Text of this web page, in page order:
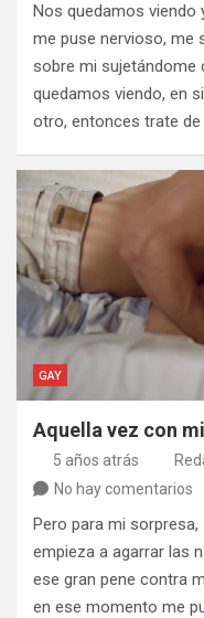
Nos quedamos viendo
me puse nervioso, me
sobre mi
quedamos viendo, en
otro, entonces trate
GAY
Aquella vez con
5 años atrás
No hay comentarios
Pero para mi
empieza a agarrar las
ese gran pene contra
en ese momento me